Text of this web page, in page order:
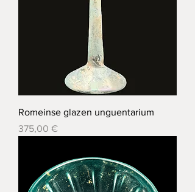
Romeinse glazen unguentarium
Prix
375,00 €